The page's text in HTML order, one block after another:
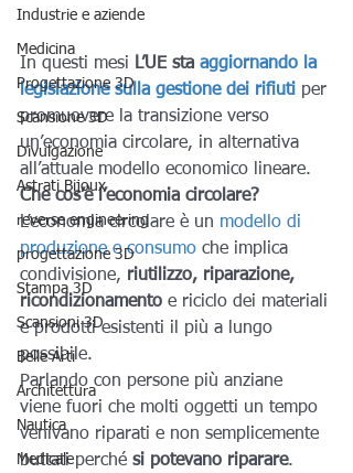
Industrie e aziende
Medicina
Progettazione 3D
Scansione 3D
Divulgazione
Astrati Bijoux
reverse engineering
progettazione 3D
Stampa 3D
Scansioni 3D
Belle Arti
Architettura
Nautica
Medicale
In questi mesi L’UE sta aggiornando la
legislazione sulla gestione dei rifiuti per
promuovere la transizione verso
un’economia circolare, in alternativa
all’attuale modello economico lineare.
Che cos’è l’economia circolare?
L’economia circolare è un modello di
produzione e consumo che implica
condivisione, riutilizzo, riparazione,
ricondizionamento e riciclo dei materiali
e prodotti esistenti il più a lungo
possibile.
Parlando con persone più anziane
viene fuori che molti oggetti un tempo
venivano riparati e non semplicemente
buttati perché si potevano riparare.